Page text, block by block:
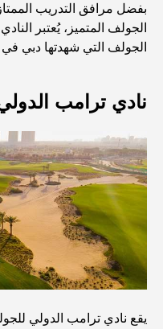
استكشاف المواقع
أفضل المدارس في دبي
مطاعم في دبي هيلز:
أفضل ملاعب الجولف
فاخرة على شاطئ البحر
بفضل مرافق التدريب
الجولف المتميز، يُعتبر
الجولف التي شهدتها دبي في
نادي ترامب
يقع نادي ترامب الدولي